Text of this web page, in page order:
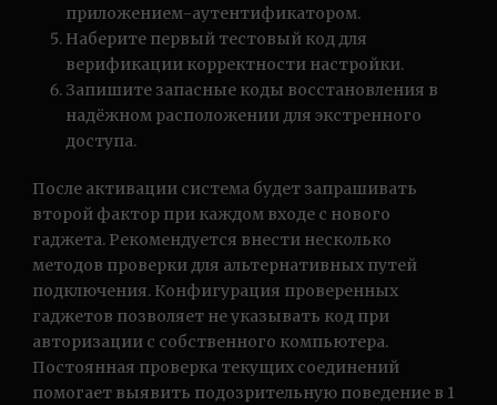
приложением-аутентификатором.
Наберите первый тестовый код для
верификации корректности настройки.
Запишите запасные коды восстановления в
надёжном расположении для экстренного
доступа.
После активации система будет запрашивать
второй фактор при каждом входе с нового
гаджета. Рекомендуется внести несколько
методов проверки для альтернативных путей
подключения. Конфигурация проверенных
гаджетов позволяет не указывать код при
авторизации с собственного компьютера.
Постоянная проверка текущих соединений
помогает выявить подозрительную поведение в 1